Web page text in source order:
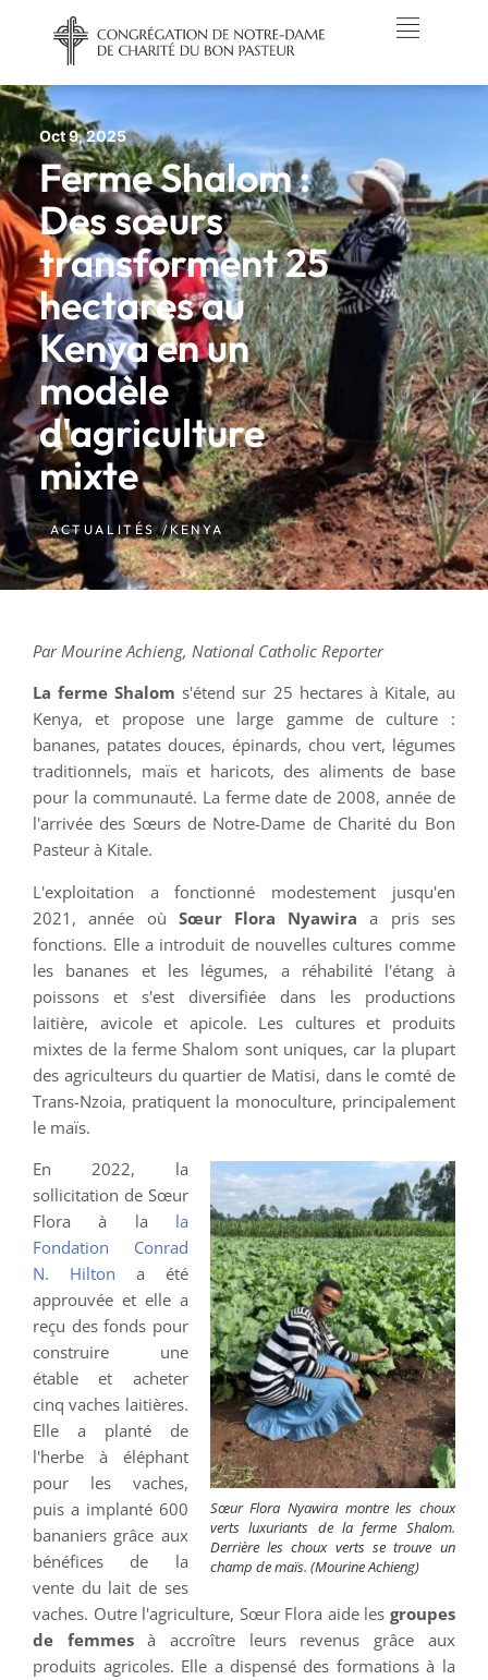
Oct 9, 2025
Ferme Shalom :
Des sœurs
transforment 25
hectares au
Kenya en un
modèle
d'agriculture
mixte
ACTUALITÉS /KENYA
Par Mourine Achieng, National Catholic Reporter
La ferme Shalom s'étend sur 25 hectares à Kitale, au
Kenya, et propose une large gamme de culture :
bananes, patates douces, épinards, chou vert, légumes
traditionnels, maïs et haricots, des aliments de base
pour la communauté. La ferme date de 2008, année de
l'arrivée des Sœurs de Notre-Dame de Charité du Bon
Pasteur à Kitale.
L'exploitation a fonctionné modestement jusqu'en
2021, année où Sœur Flora Nyawira a pris ses
fonctions. Elle a introduit de nouvelles cultures comme
les bananes et les légumes, a réhabilité l'étang à
poissons et s'est diversifiée dans les productions
laitière, avicole et apicole. Les cultures et produits
mixtes de la ferme Shalom sont uniques, car la plupart
des agriculteurs du quartier de Matisi, dans le comté de
Trans-Nzoia, pratiquent la monoculture, principalement
le maïs.
Sœur Flora Nyawira montre les choux
verts luxuriants de la ferme Shalom.
Derrière les choux verts se trouve un
champ de maïs. (Mourine Achieng)
En 2022, la
sollicitation de Sœur
Flora à la la
Fondation Conrad
N. Hilton a été
approuvée et elle a
reçu des fonds pour
construire une
étable et acheter
cinq vaches laitières.
Elle a planté de
l'herbe à éléphant
pour les vaches,
puis a implanté 600
bananiers grâce aux
bénéfices de la
vente du lait de ses
vaches. Outre l'agriculture, Sœur Flora aide les groupes
de femmesà accroître leurs revenus grâce aux
produits agricoles. Elle a dispensé des formations à la